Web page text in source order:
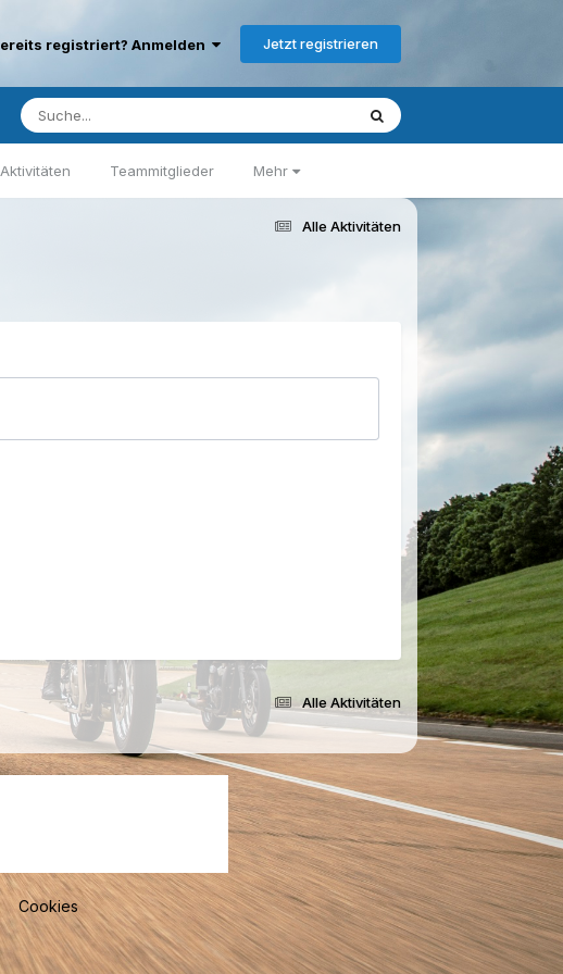
registriert? Anmelden Jetzt registrieren
Aktivitäten Teammitglieder Mehr
Alle Aktivitäten
Alle Aktivitäten
Cookies